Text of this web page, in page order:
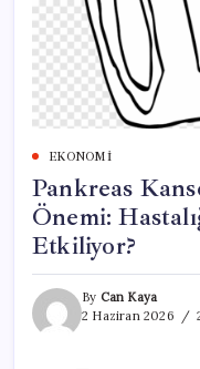
EKONOMI
Pankreas
Önemi:
Etkiliyor?
By Can Kaya
2 Haziran 2026